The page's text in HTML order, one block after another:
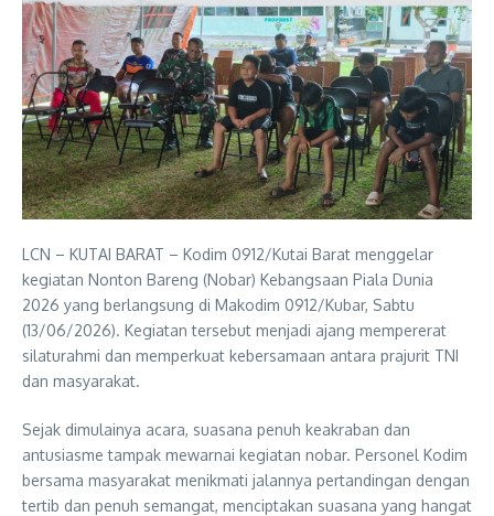
LCN – KUTAI BARAT – Kodim 0912/Kutai Barat menggelar
kegiatan Nonton Bareng (Nobar) Kebangsaan Piala Dunia
2026 yang berlangsung di Makodim 0912/Kubar, Sabtu
(13/06/2026). Kegiatan tersebut menjadi ajang mempererat
silaturahmi dan memperkuat kebersamaan antara prajurit TNI
dan masyarakat.
Sejak dimulainya acara, suasana penuh keakraban dan
antusiasme tampak mewarnai kegiatan nobar. Personel Kodim
bersama masyarakat menikmati jalannya pertandingan dengan
tertib dan penuh semangat, menciptakan suasana yang hangat